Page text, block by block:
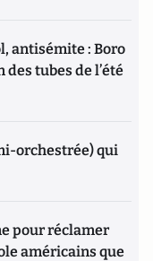
antisémite : Boro
des tubes de l’été
orchestrée) qui
pour réclamer
américains que